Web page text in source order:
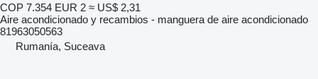
COP 7.354 EUR 2 ≈ US$ 2,31
Aire acondicionado y recambios - manguera de aire acondicionado
81963050563
Rumanía, Suceava